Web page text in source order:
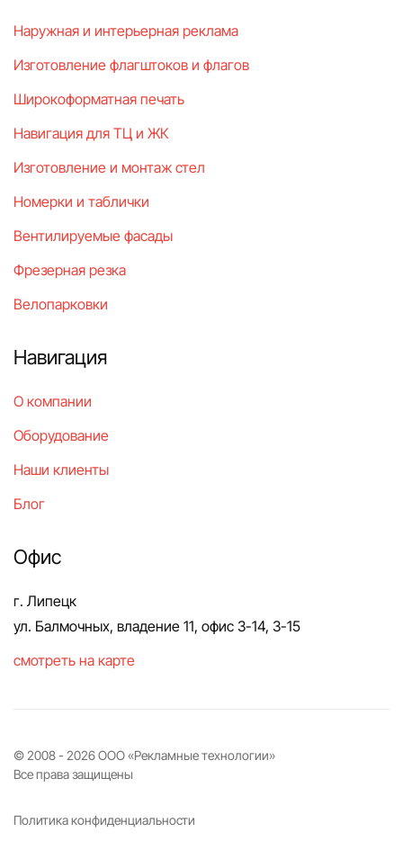
Наружная и интерьерная реклама
Изготовление флагштоков и флагов
Широкоформатная печать
Навигация для ТЦ и ЖК
Изготовление и монтаж стел
Номерки и таблички
Вентилируемые фасады
Фрезерная резка
Велопарковки
Навигация
О компании
Оборудование
Наши клиенты
Блог
Офис
г. Липецк
ул. Балмочных, владение 11, офис 3-14, 3-15
смотреть на карте
© 2008 - 2026ООО «Рекламные технологии»
Все права защищены
Политика конфиденциальности